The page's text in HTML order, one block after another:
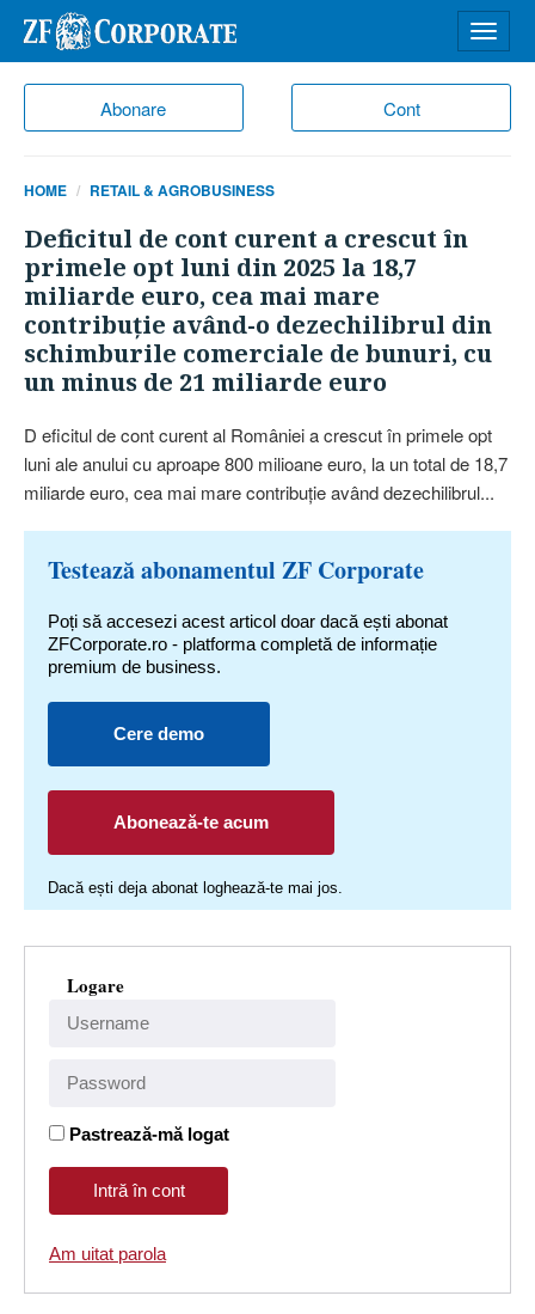
Abonare Cont
meniu
HOME RETAIL & AGROBUSINESS
Deficitul de cont curent a crescut în
primele opt luni din 2025 la 18,7
miliarde euro, cea mai mare
contribuţie având-o dezechilibrul din
schimburile comerciale de bunuri, cu
un minus de 21 miliarde euro
D eficitul de cont curent al României a crescut în primele opt
luni ale anului cu aproape 800 milioane euro, la un total de 18,7
miliarde euro, cea mai mare contribuţie având dezechilibrul...
Testează abonamentul ZF Corporate
Poți să accesezi acest articol doar dacă ești abonat
ZFCorporate.ro - platforma completă de informație
premium de business.
Cere demo
Abonează-te acum
Dacă ești deja abonat loghează-te mai jos.
Logare
Pastrează-mă logat
Am uitat parola